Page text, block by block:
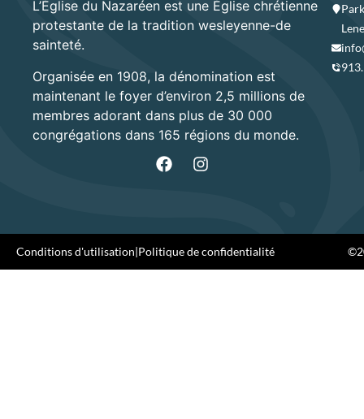
L’Église du Nazaréen est une Église chrétienne
protestante de la tradition wesleyenne-de
sainteté.
Organisée en 1908, la dénomination est
maintenant le foyer d’environ 2,5 millions de
membres adorant dans plus de 30 000
congrégations dans 165 régions du monde.
Conditions d'utilisation|Politique de confidentialité